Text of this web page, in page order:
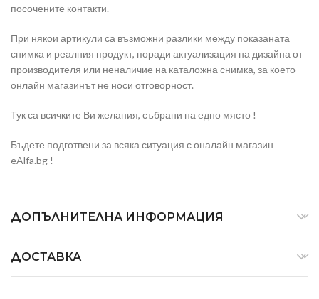
посочените контакти.
При някои артикули са възможни разлики между показаната
снимка и реалния продукт, поради актуализация на дизайна от
производителя или неналичие на каталожна снимка, за което
онлайн магазинът не носи отговорност.
Тук са всичките Ви желания, събрани на едно място !
Бъдете подготвени за всяка ситуация с оналайн магазин
eAlfa.bg !
ДОПЪЛНИТЕЛНА ИНФОРМАЦИЯ
ДОСТАВКА